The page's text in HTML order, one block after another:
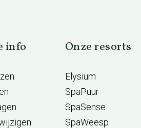
info Onze resorts
Elysium
SpaPuur
SpaSense
SpaWeesp